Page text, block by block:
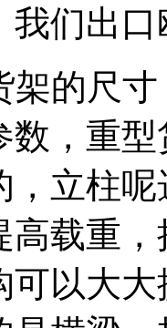
我们出
架的尺
数，重
，立柱
高载重
可以大